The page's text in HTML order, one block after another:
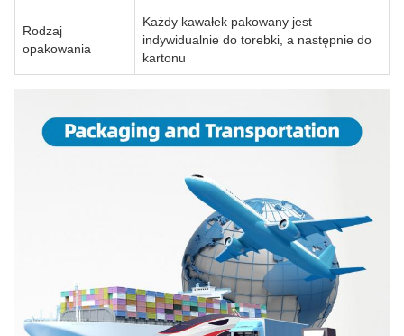
Rodzaj
opakowania
Każdy kawałek pakowany jest
indywidualnie do torebki, a następnie do
kartonu